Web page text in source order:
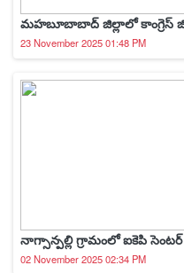
మహబూబాబాద్ జిల్లాలో కాంగ్రెస్
23 November 2025 01:48 PM
నాగ్సాన్పల్లి గ్రామంలో ఐకెపి సెంటర్
02 November 2025 02:34 PM